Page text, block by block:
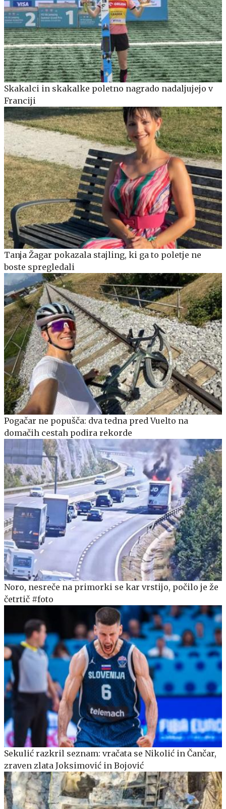
Skakalci in skakalke poletno nagrado nadaljujejo v
Franciji
Tanja Žagar pokazala stajling, ki ga to poletje ne
boste spregledali
Pogačar ne popušča: dva tedna pred Vuelto na
domačih cestah podira rekorde
Noro, nesreče na primorki se kar vrstijo, počilo je že
četrtič #foto
Sekulić razkril seznam: vračata se Nikolić in Čančar,
zraven zlata Joksimović in Bojović